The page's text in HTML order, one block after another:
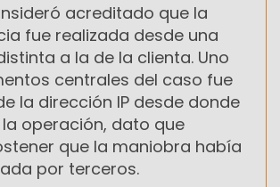
acreditado que la
fue realizada desde una
a la de la clienta. Uno
centrales del caso fue
la dirección IP desde donde
operación, dato que
que la maniobra había
por terceros.